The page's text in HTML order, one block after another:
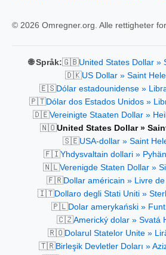
© 2026 Omregner.org. Alle rettigheter
🌐 Språk:🇬🇧United States Dollar »
🇩🇰US Dollar » Saint
🇪🇸Dólar estadounidense »
🇵🇹Dólar dos Estados Unidos »
🇩🇪Vereinigte Staaten Dollar »
🇳🇴United States Dollar »
🇸🇪USA-dollar » Saint
🇫🇮Yhdysvaltain dollari »
🇳🇱Verenigde Staten Dollar »
🇫🇷Dollar américain » Livre
🇮🇹Dollaro degli Stati Uniti »
🇵🇱Dolar amerykański »
🇨🇿Americký dolar » Svatá
🇷🇴Dolarul Statelor Unite »
🇹🇷Birleşik Devletler Doları »